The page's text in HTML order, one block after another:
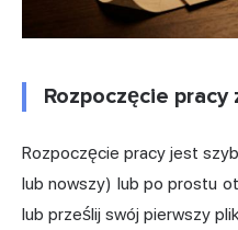
Rozpoczęcie
Rozpoczęcie pracy jest
lub nowszy) lub po prostu
lub prześlij swój pierwszy